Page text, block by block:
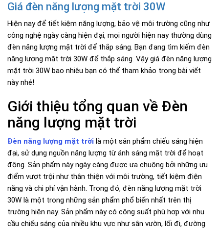
Giá đèn năng lượng mặt trời 30W
Hiện nay để tiết kiệm năng lượng, bảo vệ môi trường cũng như
công nghệ ngày càng hiện đại, mọi người hiện nay thường dùng
đèn năng lượng mặt trời để thắp sáng. Bạn đang tìm kiếm đèn
năng lượng mặt trời 30W để thắp sáng. Vậy giá đèn năng lượng
mặt trời 30W bao nhiêu bạn có thể tham khảo trong bài viết
này nhé!
Giới thiệu tổng quan về Đèn
năng lượng mặt trời
Đèn năng lượng mặt trời là một sản phẩm chiếu sáng hiện
đại, sử dụng nguồn năng lượng từ ánh sáng mặt trời để hoạt
động. Sản phẩm này ngày càng được ưa chuộng bởi những ưu
điểm vượt trội như thân thiện với môi trường, tiết kiệm điện
năng và chi phí vận hành. Trong đó, đèn năng lượng mặt trời
30W là một trong những sản phẩm phổ biến nhất trên thị
trường hiện nay. Sản phẩm này có công suất phù hợp với nhu
cầu chiếu sáng của nhiều khu vực như sân vườn, lối đi, đường